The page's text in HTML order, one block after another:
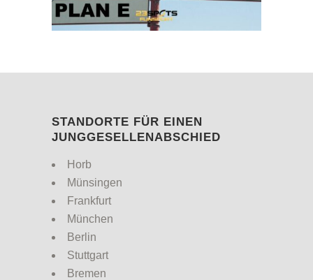
STANDORTE FÜR EINEN
JUNGGESELLENABSCHIED
Horb
Münsingen
Frankfurt
München
Berlin
Stuttgart
Bremen